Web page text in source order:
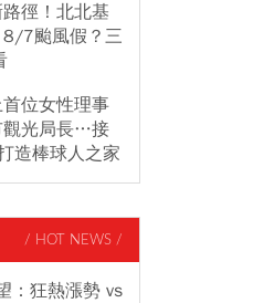
徑！北北基
8/7颱風假？三
位女性理事
觀光局長…接
造棒球人之家
/ HOT NEWS /
：狂熱漲勢 vs